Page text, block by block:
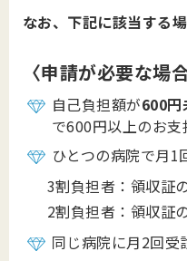
なお、下記に該当する
〈申請が必要な場合
自己負担額が600円
で600円以上のお支
ひとつの病院で月1
3割負担者：領収証
2割負担者：領収証
同じ病院に月2回受